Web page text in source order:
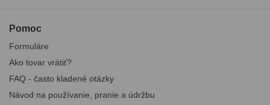
Pomoc
Formuláre
Ako tovar vrátiť?
FAQ - často kladené otázky
Návod na používanie, pranie a údržbu